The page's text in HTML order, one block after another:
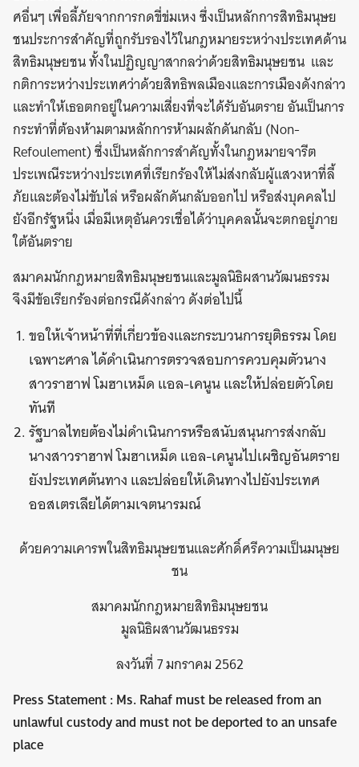
ศอื่นๆ เพื่อลี้ภัยจากการกดขี่ข่มเหง ซึ่งเป็นหลักการสิทธิมนุษย
ชนประการสำคัญที่ถูกรับรองไว้ในกฎหมายระหว่างประเทศด้าน
สิทธิมนุษยชน ทั้งในปฏิญญาสากลว่าด้วยสิทธิมนุษยชน และ
กติการะหว่างประเทศว่าด้วยสิทธิพลเมืองและการเมืองดังกล่าว
และทำให้เธอตกอยู่ในความเสี่ยงที่จะได้รับอันตราย อันเป็นการ
กระทำที่ต้องห้ามตามหลักการห้ามผลักดันกลับ (Non-
Refoulement) ซึ่งเป็นหลักการสำคัญทั้งในกฎหมายจารีต
ประเพณีระหว่างประเทศที่เรียกร้องให้ไม่ส่งกลับผู้แสวงหาที่ลี้
ภัยและต้องไม่ขับไล่ หรือผลักดันกลับออกไป หรือส่งบุคคลไป
ยังอีกรัฐหนึ่ง เมื่อมีเหตุอันควรเชื่อได้ว่าบุคคลนั้นจะตกอยู่ภาย
ใต้อันตราย
สมาคมนักกฎหมายสิทธิมนุษยชนและมูลนิธิผสานวัฒนธรรม
จึงมีข้อเรียกร้องต่อกรณีดังกล่าว ดังต่อไปนี้
ขอให้เจ้าหน้าที่ที่เกี่ยวข้องและกระบวนการยุติธรรม โดย
เฉพาะศาล ได้ดำเนินการตรวจสอบการควบคุมตัวนาง
สาวราฮาฟ โมฮาเหม็ด แอล-เคนูน และให้ปล่อยตัวโดย
ทันที
รัฐบาลไทยต้องไม่ดำเนินการหรือสนับสนุนการส่งกลับ
นางสาวราฮาฟ โมฮาเหม็ด แอล-เคนูนไปเผชิญอันตราย
ยังประเทศต้นทาง และปล่อยให้เดินทางไปยังประเทศ
ออสเตรเลียได้ตามเจตนารมณ์
ด้วยความเคารพในสิทธิมนุษยชนและศักดิ์ศรีความเป็นมนุษย
ชน
สมาคมนักกฎหมายสิทธิมนุษยชน
มูลนิธิผสานวัฒนธรรม
ลงวันที่ 7 มกราคม 2562
Press Statement : Ms. Rahaf must be released from an
unlawful custody and must not be deported to an unsafe
place